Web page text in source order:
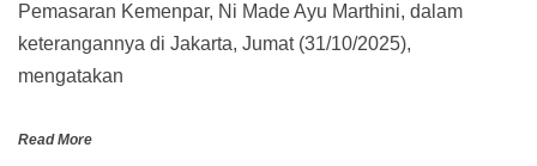
Pemasaran Kemenpar, Ni Made Ayu Marthini, dalam
keterangannya di Jakarta, Jumat (31/10/2025),
mengatakan
Read More